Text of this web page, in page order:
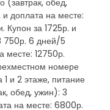
(завтрак, обед,
доплата на месте:
Купон за 1725р. и
750р. 6 дней/5
месте: 12750р.
номере
и 2 этаже, питание
обед, ужин): 3
на месте: 6800р.